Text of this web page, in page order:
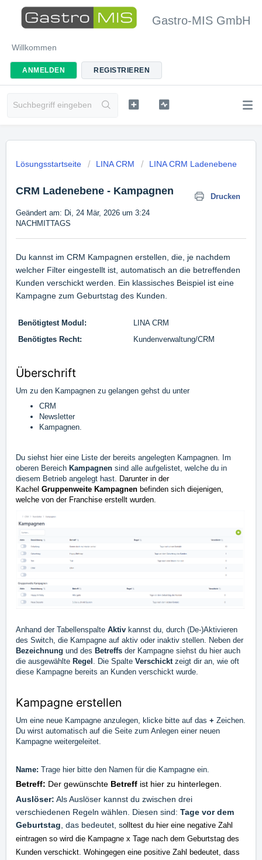
Gastro-MIS GmbH
Willkommen
ANMELDEN REGISTRIEREN
Lösungsstartseite LINA CRM LINA CRM Ladenebene
CRM Ladenebene - Kampagnen
Drucken
Geändert am: Di, 24 Mär, 2026 um 3:24
NACHMITTAGS
Du kannst im CRM Kampagnen erstellen, die, je nachdem
welcher Filter eingestellt ist, automatisch an die betreffenden
Kunden verschickt werden. Ein klassisches Beispiel ist eine
Kampagne zum Geburtstag des Kunden.
Benötigtest Modul:
LINA CRM
Benötigtes Recht:
Kundenverwaltung/CRM
Überschrift
Um zu den Kampagnen zu gelangen gehst du unter
CRM
Newsletter
Kampagnen.
Du siehst hier eine Liste der bereits angelegten Kampagnen. Im
oberen Bereich Kampagnen sind alle aufgelistet, welche du in
diesem Betrieb angelegt hast. Darunter in der
Kachel Gruppenweite Kampagnen befinden sich diejenigen,
welche von der Franchise erstellt wurden.
Anhand der Tabellenspalte Aktiv kannst du, durch (De-)Aktivieren
des Switch, die Kampagne auf aktiv oder inaktiv stellen. Neben der
Bezeichnung und des Betreffs der Kampagne siehst du hier auch
die ausgewählte Regel . Die Spalte Verschickt zeigt dir an, wie oft
diese Kampagne bereits an Kunden verschickt wurde.
Kampagne erstellen
Um eine neue Kampagne anzulegen, klicke bitte auf das + Zeichen.
Du wirst automatisch auf die Seite zum Anlegen einer neuen
Kampagne weitergeleitet.
Name: Trage hier bitte den Namen für die Kampagne ein.
Betreff: Der gewünschte Betreff ist hier zu hinterlegen.
Auslöser: Als Auslöser kannst du zwischen drei
verschiedenen Regeln wählen. Diesen sind: Tage vor dem
Geburtstag , das bedeutet, solltest du hier eine negative Zahl
eintragen so wird die Kampagne x Tage nach dem Geburtstag des
Kunden verschickt. Wohingegen eine positive Zahl bedeutet, dass